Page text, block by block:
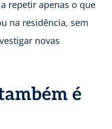
repetir apenas o que
na residência, sem
novas
é